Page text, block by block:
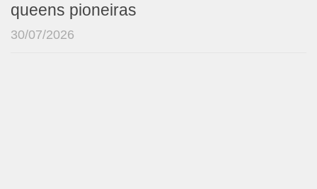
queens pioneiras
30/07/2026